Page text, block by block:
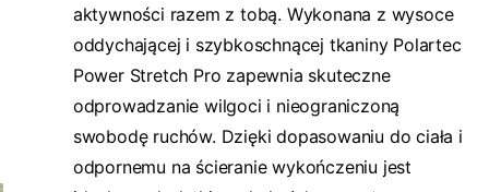
aktywności razem z tobą. Wykonana z wysoce
oddychającej i szybkoschnącej tkaniny Polartec
Power Stretch Pro zapewnia skuteczne
odprowadzanie wilgoci i nieograniczoną
swobodę ruchów. Dzięki dopasowaniu do ciała i
odpornemu na ścieranie wykończeniu jest